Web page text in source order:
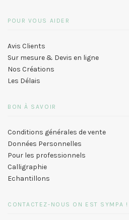
POUR VOUS AIDER
Avis Clients
Sur mesure & Devis en ligne
Nos Créations
Les Délais
BON À SAVOIR
Conditions générales de vente
Données Personnelles
Pour les professionnels
Calligraphie
Echantillons
CONTACTEZ-NOUS ON EST SYMPA !